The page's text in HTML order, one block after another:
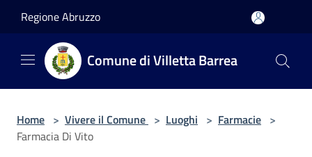
Regione Abruzzo
Comune di Villetta Barrea
Home > Vivere il Comune > Luoghi > Farmacie >
Farmacia Di Vito